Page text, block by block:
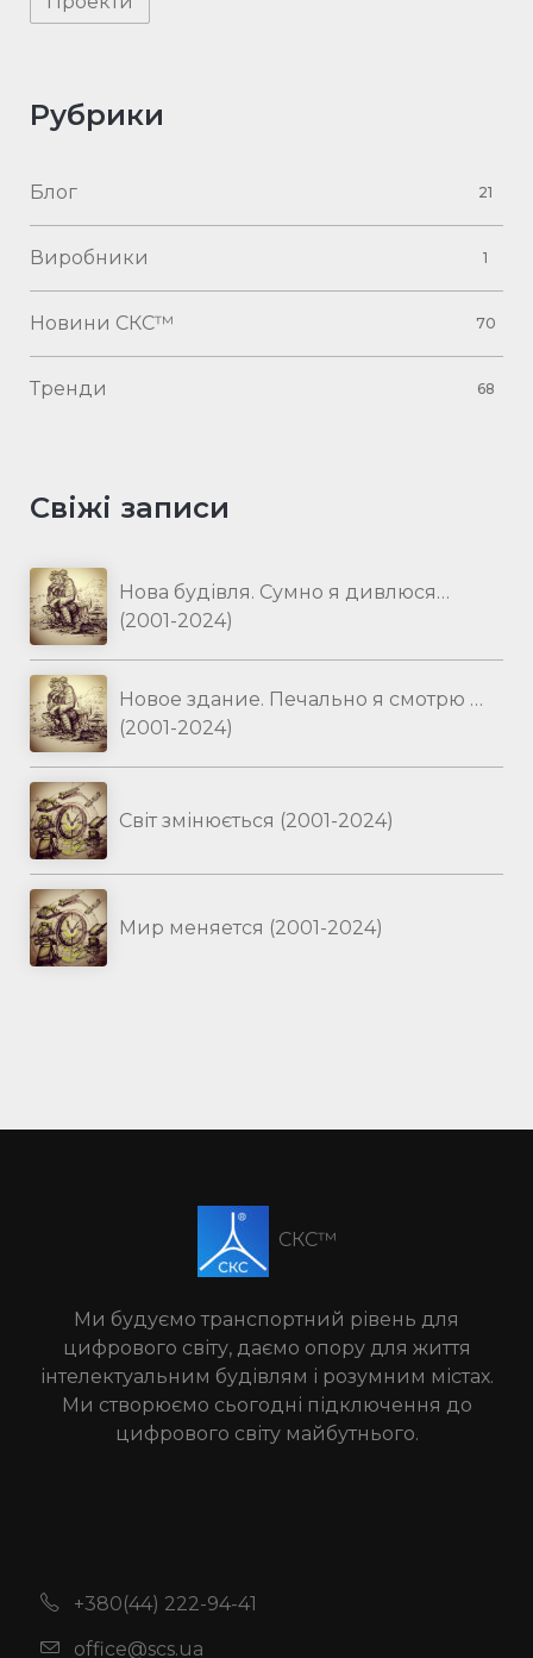
Рубрики
Блог 21
Виробники 1
Новини СКС™ 70
Тренди 68
Свіжі записи
Нова будівля. Сумно я дивлюся…
(2001-2024)
Новое здание. Печально я смотрю …
(2001-2024)
Світ змінюється (2001-2024)
Мир меняется (2001-2024)
СКС™
Ми будуємо транспортний рівень для
цифрового світу, даємо опору для життя
інтелектуальним будівлям і розумним містах.
Ми створюємо сьогодні підключення до
цифрового світу майбутнього.
+380(44) 222-94-41
office@scs.ua